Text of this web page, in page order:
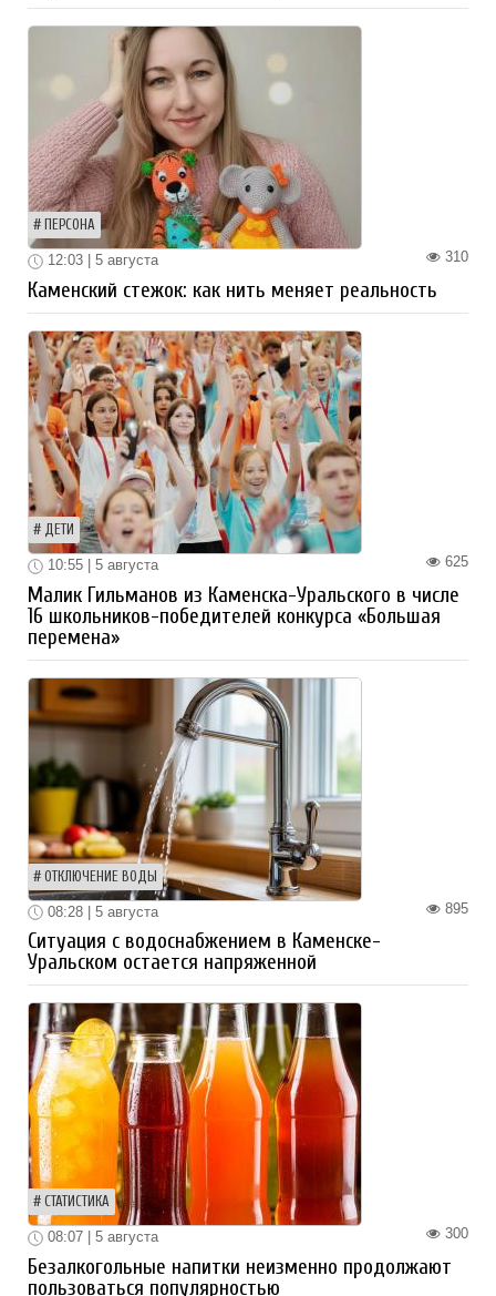
ПЕРСОНА
310
12:03 | 5 августа
Каменский стежок: как нить меняет реальность
ДЕТИ
625
10:55 | 5 августа
Малик Гильманов из Каменска-Уральского в числе
16 школьников-победителей конкурса «Большая
перемена»
ОТКЛЮЧЕНИЕ ВОДЫ
895
08:28 | 5 августа
Ситуация с водоснабжением в Каменске-
Уральском остается напряженной
СТАТИСТИКА
300
08:07 | 5 августа
Безалкогольные напитки неизменно продолжают
пользоваться популярностью